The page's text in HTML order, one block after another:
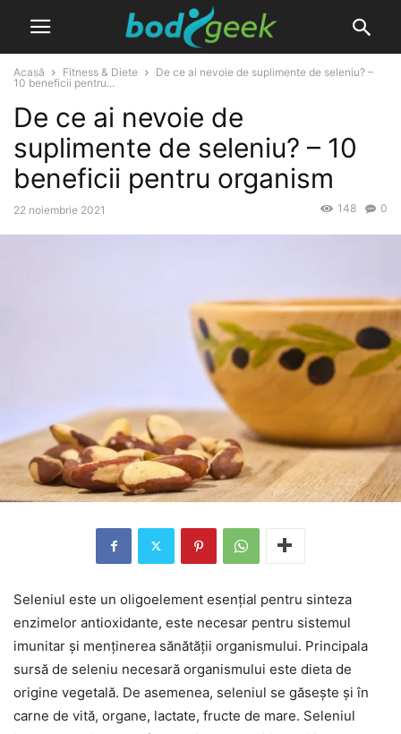
Acasă Fitness & Diete
De ce ai nevoie de suplimente de seleniu? –
10 beneficii pentru...
De ce ai nevoie de
suplimente de seleniu? – 10
beneficii pentru organism
22 noiembrie 2021 0
148
Seleniul este un oligoelement esențial pentru sinteza
enzimelor antioxidante, este necesar pentru sistemul
imunitar și menținerea sănătății organismului. Principala
sursă de seleniu necesară organismului este dieta de
origine vegetală. De asemenea, seleniul se găsește și în
carne de vită, organe, lactate, fructe de mare. Seleniul